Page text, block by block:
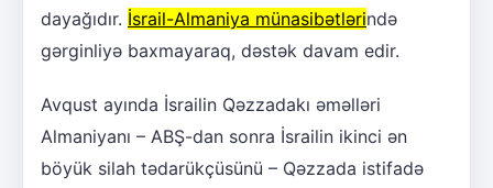
dayağıdır. İsrail-Almaniya münasibətlərində
gərginliyə baxmayaraq, dəstək davam edir.
Avqust ayında İsrailin Qəzzadakı əməlləri
Almaniyanı – ABŞ-dan sonra İsrailin ikinci ən
böyük silah tədarükçüsünü – Qəzzada istifadə